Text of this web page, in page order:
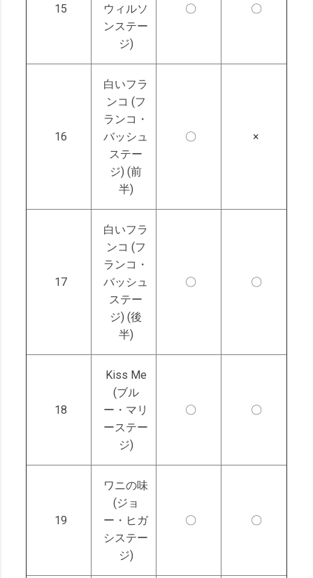
15
ウィルソ
ンステー
ジ)
〇 〇
16
白いフラ
ンコ (フ
ランコ・
バッシュ
ステー
ジ) (前
半)
〇 ×
17
白いフラ
ンコ (フ
ランコ・
バッシュ
ステー
ジ) (後
半)
〇 〇
18
Kiss Me
(ブル
ー・マリ
ーステー
ジ)
〇 〇
19
ワニの味
(ジョ
ー・ヒガ
システー
ジ)
〇 〇